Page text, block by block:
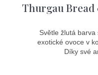
Thurgau Bread
Světle žlutá
exotické ovoce v
Díky své